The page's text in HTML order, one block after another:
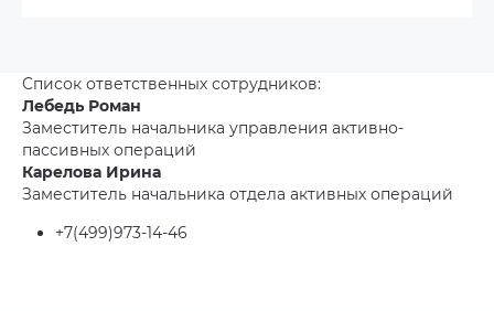
Список ответственных сотрудников:
Лебедь Роман
Заместитель начальника управления активно-
пассивных операций
Карелова Ирина
Заместитель начальника отдела активных операций
+7(499)973-14-46